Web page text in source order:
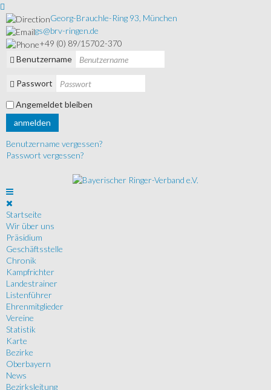
Georg-Brauchle-Ring 93, München
gs@brv-ringen.de
+49 (0) 89/15702-370
Benutzername
Passwort
Angemeldet bleiben
anmelden
Benutzername vergessen?
Passwort vergessen?
Startseite
Wir über uns
Präsidium
Geschäftsstelle
Chronik
Kampfrichter
Landestrainer
Listenführer
Ehrenmitglieder
Vereine
Statistik
Karte
Bezirke
Oberbayern
News
Bezirksleitung